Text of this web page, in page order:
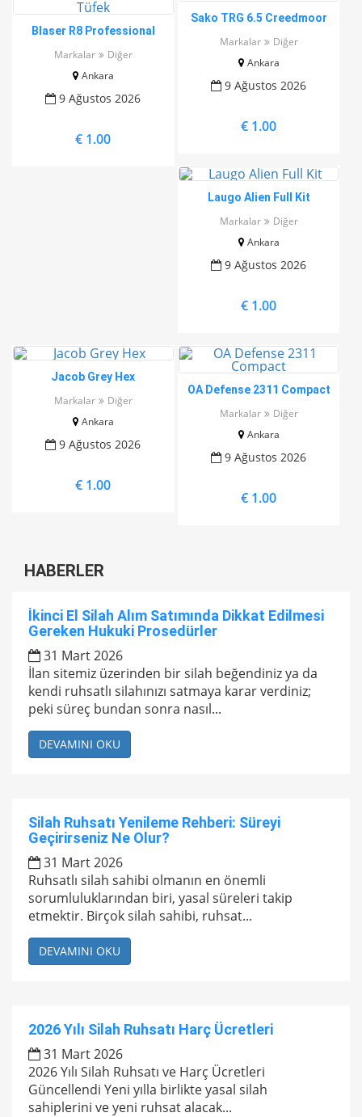
Blaser R8 Professional
Markalar
Diğer
Ankara
9 Ağustos 2026
€ 1.00
Sako TRG 6.5 Creedmoor
Markalar
Diğer
Ankara
9 Ağustos 2026
€ 1.00
Laugo Alien Full Kit
Markalar
Diğer
Ankara
9 Ağustos 2026
€ 1.00
Jacob Grey Hex
Markalar
Diğer
Ankara
9 Ağustos 2026
€ 1.00
OA Defense 2311 Compact
Markalar
Diğer
Ankara
9 Ağustos 2026
€ 1.00
HABERLER
İkinci El Silah Alım Satımında Dikkat Edilmesi
Gereken Hukuki Prosedürler
31 Mart 2026
İlan sitemiz üzerinden bir silah beğendiniz ya da
kendi ruhsatlı silahınızı satmaya karar verdiniz;
peki süreç bundan sonra nasıl...
DEVAMINI OKU
Silah Ruhsatı Yenileme Rehberi: Süreyi
Geçirirseniz Ne Olur?
31 Mart 2026
Ruhsatlı silah sahibi olmanın en önemli
sorumluluklarından biri, yasal süreleri takip
etmektir. Birçok silah sahibi, ruhsat...
DEVAMINI OKU
2026 Yılı Silah Ruhsatı Harç Ücretleri
31 Mart 2026
2026 Yılı Silah Ruhsatı ve Harç Ücretleri
Güncellendi Yeni yılla birlikte yasal silah
sahiplerini ve yeni ruhsat alacak...